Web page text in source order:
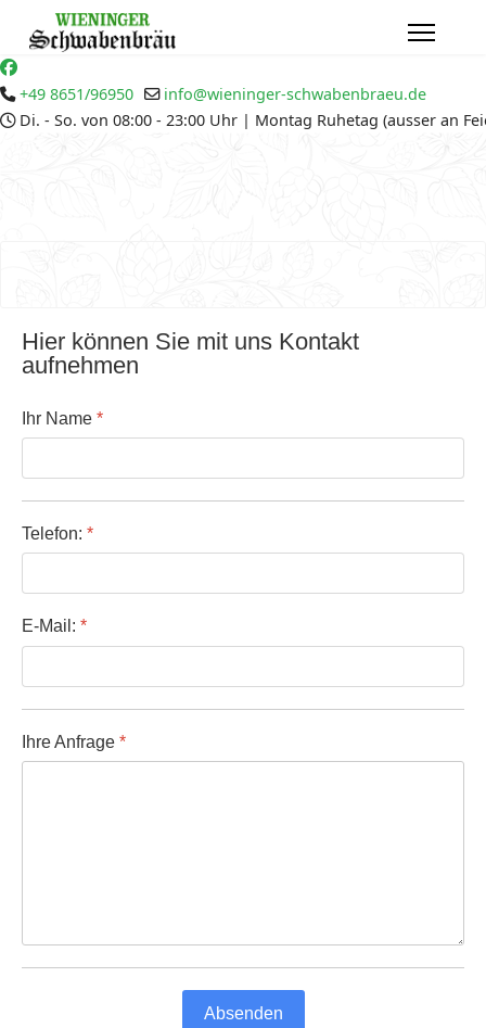
+49 8651/96950
info@wieninger-schwabenbraeu.de
Di. - So. von 08:00 - 23:00 Uhr | Montag Ruhetag (ausser an
Hier können Sie mit uns Kontakt
aufnehmen
Ihr Name *
Telefon: *
E-Mail: *
Ihre Anfrage *
Absenden